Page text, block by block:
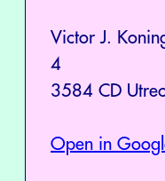
Victor J.
4
3584 CD
Open in